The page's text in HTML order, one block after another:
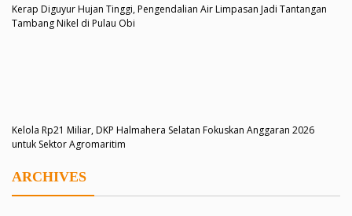
Kerap Diguyur Hujan Tinggi, Pengendalian Air Limpasan Jadi Tantangan
Tambang Nikel di Pulau Obi
Kelola Rp21 Miliar, DKP Halmahera Selatan Fokuskan Anggaran 2026
untuk Sektor Agromaritim
ARCHIVES